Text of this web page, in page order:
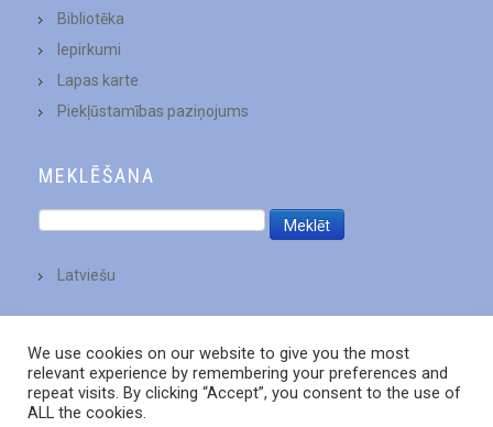
Bibliotēka
Iepirkumi
Lapas karte
Piekļūstamības paziņojums
MEKLĒŠANA
Latviešu
We use cookies on our website to give you the most
relevant experience by remembering your preferences and
repeat visits. By clicking “Accept”, you consent to the use of
ALL the cookies.